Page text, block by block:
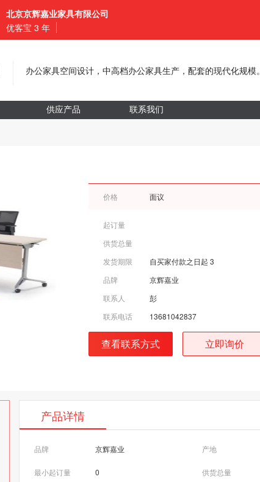
北京京辉嘉业家具有限公司
优客宝 3 年
办公家具空间设计，中高档办公家具生产，配套的现代化规模。
供应产品 联系我们
价格 面议
起订量
供货总量
发货期限
自买家付款之日起 3
品牌
京辉嘉业
联系人
彭
联系电话
13681042837
查看联系方式 立即询价
产品详情
品牌 京辉嘉业 产地
最小起订量 0 供货总量